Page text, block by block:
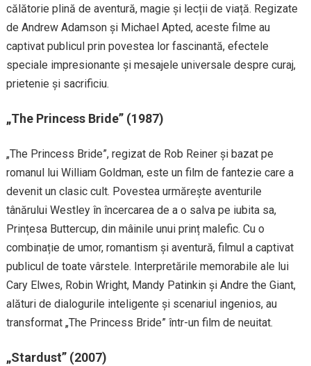
călătorie plină de aventură, magie și lecții de viață. Regizate
de Andrew Adamson și Michael Apted, aceste filme au
captivat publicul prin povestea lor fascinantă, efectele
speciale impresionante și mesajele universale despre curaj,
prietenie și sacrificiu.
„The Princess Bride” (1987)
„The Princess Bride”, regizat de Rob Reiner și bazat pe
romanul lui William Goldman, este un film de fantezie care a
devenit un clasic cult. Povestea urmărește aventurile
tânărului Westley în încercarea de a o salva pe iubita sa,
Prințesa Buttercup, din mâinile unui prinț malefic. Cu o
combinație de umor, romantism și aventură, filmul a captivat
publicul de toate vârstele. Interpretările memorabile ale lui
Cary Elwes, Robin Wright, Mandy Patinkin și Andre the Giant,
alături de dialogurile inteligente și scenariul ingenios, au
transformat „The Princess Bride” într-un film de neuitat.
„Stardust” (2007)